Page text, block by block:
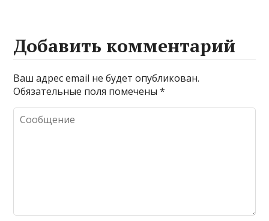
Добавить комментарий
Ваш адрес email не будет опубликован.
Обязательные поля помечены*